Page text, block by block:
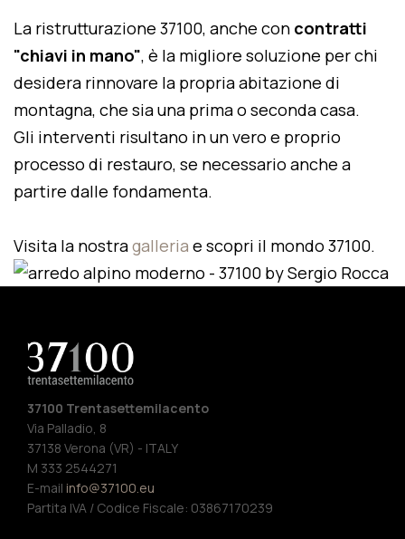
La ristrutturazione 37100, anche con contratti
"chiavi in mano", è la migliore soluzione per chi
desidera rinnovare la propria abitazione di
montagna, che sia una prima o seconda casa.
Gli interventi risultano in un vero e proprio
processo di restauro, se necessario anche a
partire dalle fondamenta.
Visita la nostragalleria e scopri il mondo 37100.
37100 Trentasettemilacento
Via Palladio, 8
37138 Verona (VR) - ITALY
M 333 2544271
E-mail info@37100.eu
Partita IVA / Codice Fiscale: 03867170239